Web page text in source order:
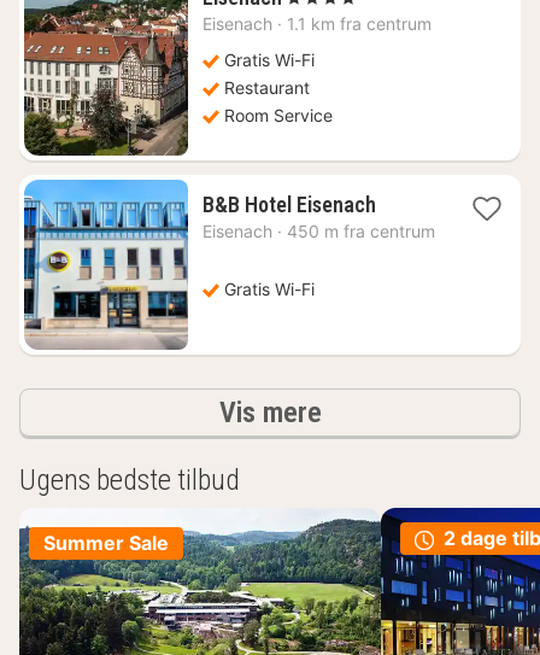
nat
598
kr.
Eisenach · 1.1 km fra centrum
Gratis Wi-Fi
Restaurant
Room Service
B&B Hotel Eisenach1
nat
Eisenach · 450 m fra centrum
Gratis Wi-Fi
Vis mereresultater
Ugens bedste tilbud
Summer Sale 2 dage